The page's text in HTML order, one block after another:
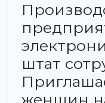
штат
женщин